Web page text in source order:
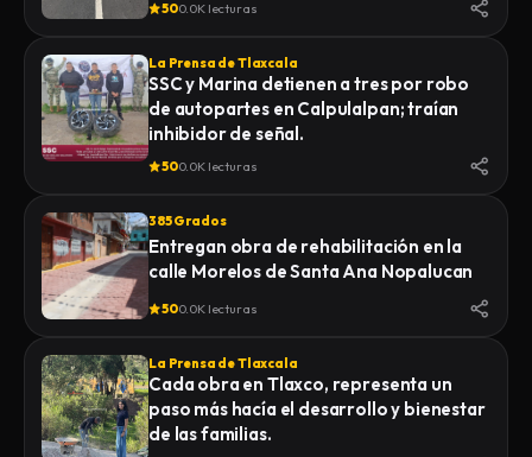
500.0K lecturas
La Prensa de Tlaxcala
SSC y Marina detienen a tres por robo
de autopartes en Calpulalpan; traían
inhibidor de señal.
500.0K lecturas
385 Grados
Entregan obra de rehabilitación en la
calle Morelos de Santa Ana Nopalucan
500.0K lecturas
La Prensa de Tlaxcala
Cada obra en Tlaxco, representa un
paso más hacía el desarrollo y bienestar
de las familias.